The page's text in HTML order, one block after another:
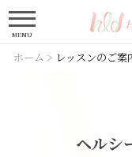
MENU
ホーム > レッスンのご案
ヘルシ